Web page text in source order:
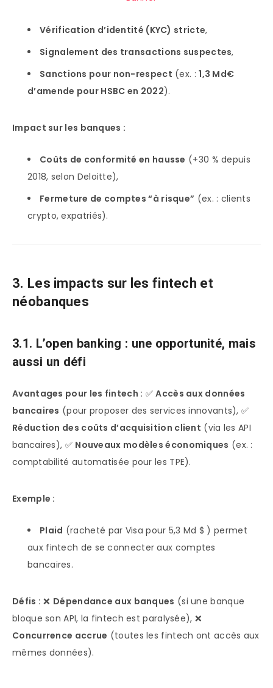
Vérification d’identité (KYC) stricte,
Signalement des transactions suspectes,
Sanctions pour non-respect (ex. :1,3 Md€
d’amende pour HSBC en 2022).
Impact sur les banques :
Coûts de conformité en hausse (+30 % depuis
2018, selon Deloitte),
Fermeture de comptes “à risque” (ex. : clients
crypto, expatriés).
3. Les impacts sur les fintech et
néobanques
3.1. L’open banking : une opportunité, mais
aussi un défi
Avantages pour les fintech : ✅Accès aux données
bancaires (pour proposer des services innovants), ✅
Réduction des coûts d’acquisition client (via les API
bancaires), ✅ Nouveaux modèles économiques (ex. :
comptabilité automatisée pour les TPE).
Exemple :
Plaid (racheté par Visa pour 5,3 Md $ ) permet
aux fintech de se connecter aux comptes
bancaires.
Défis : ❌ Dépendance aux banques (si une banque
bloque son API, la fintech est paralysée), ❌
Concurrence accrue (toutes les fintech ont accès aux
mêmes données).